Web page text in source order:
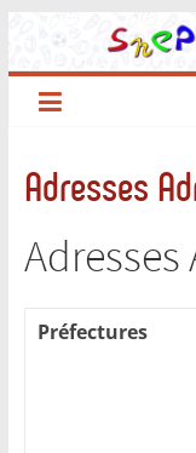
contenu
Adresses
Préfectures